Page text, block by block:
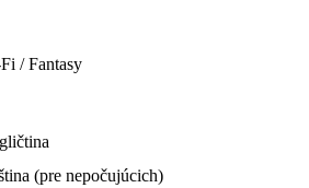
/ Fantasy
(pre nepočujúcich)